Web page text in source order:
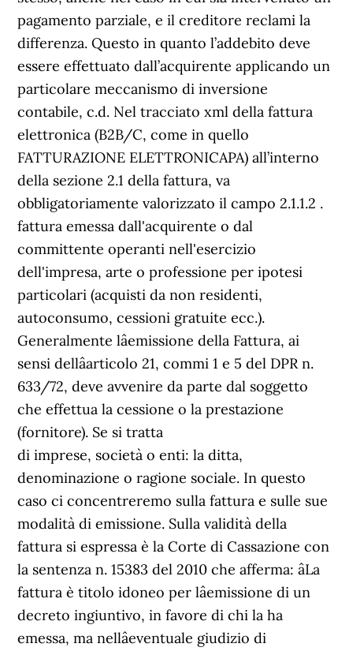
pagamento parziale, e il creditore reclami la
differenza. Questo in quanto l’addebito deve
essere effettuato dall’acquirente applicando un
particolare meccanismo di inversione
contabile, c.d. Nel tracciato xml della fattura
elettronica (B2B/C, come in quello
FATTURAZIONE ELETTRONICAPA) all’interno
della sezione 2.1della fattura, va
obbligatoriamente valorizzato il campo 2.1.1.2 .
fattura emessa dall'acquirente o dal
committente operanti nell'esercizio
dell'impresa, arte o professione per ipotesi
particolari (acquisti da non residenti,
autoconsumo, cessioni gratuite ecc.).
Generalmente lâemissione della Fattura, ai
sensi dellâarticolo 21, commi 1 e 5 del DPR n.
633/72, deve avvenire da parte dal soggetto
che effettua la cessione o la prestazione
(fornitore). Se si tratta
di imprese, società o enti: la ditta,
denominazione o ragione sociale. In questo
caso ci concentreremo sulla fattura e sulle sue
modalità di emissione. Sulla validità della
fattura si espressa è la Corte di Cassazione con
la sentenza n. 15383 del 2010 che afferma: âLa
fattura è titolo idoneo per lâemissione di un
decreto ingiuntivo, in favore di chi la ha
emessa, ma nellâeventuale giudizio di